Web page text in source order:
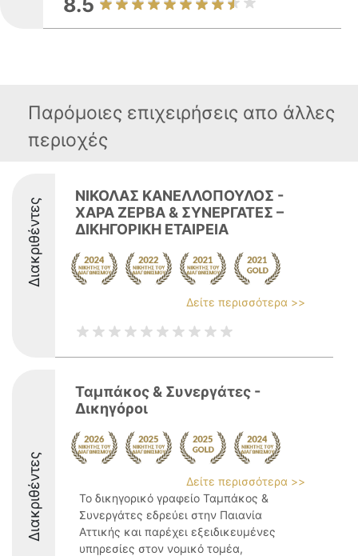
8.5
Παρόμοιες επιχειρήσεις απο άλλες
περιοχές
Διακριθέντες
ΝΙΚΟΛΑΣ ΚΑΝΕΛΛΟΠΟΥΛΟΣ -
ΧΑΡΑ ΖΕΡΒΑ & ΣΥΝΕΡΓΑΤΕΣ –
ΔΙΚΗΓΟΡΙΚΗ ΕΤΑΙΡΕΙΑ
Δείτε περισσότερα >>
Διακριθέντες
Ταμπάκος & Συνεργάτες -
Δικηγόροι
Δείτε περισσότερα >>
Το δικηγορικό γραφείο Ταμπάκος &
Συνεργάτες εδρεύει στην Παιανία
Αττικής και παρέχει εξειδικευμένες
υπηρεσίες στον νομικό τομέα,